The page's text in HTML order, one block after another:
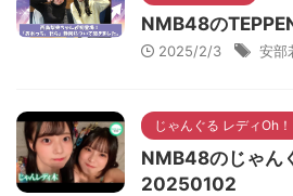
NMB48の
2025/2/3 安部
じゃんぐる レディOh！
NMB48のじゃん
20250102